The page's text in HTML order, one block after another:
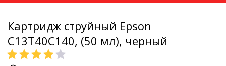
Картридж струйный Epson
C13T40C140, (50 мл), черный